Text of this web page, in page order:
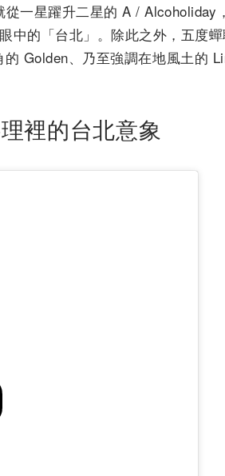
一星躍升二星的 A /
中的「台北」。除此之外，五度
Golden、乃至強調在地風土的
裡的台北意象